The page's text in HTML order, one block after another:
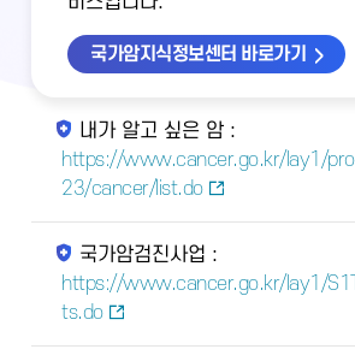
국가암지식정보센터 바로가기
내가 알고 싶은 암 :
https://www.cancer.go.kr/lay1/
23/cancer/list.do
국가암검진사업 :
https://www.cancer.go.kr/lay1/
ts.do